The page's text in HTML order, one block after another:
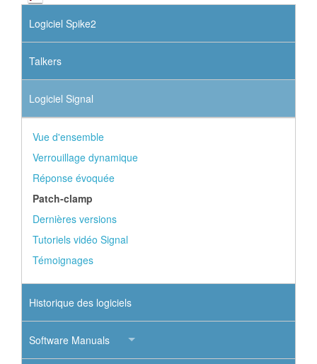
Logiciel Spike2
Talkers
Logiciel Signal
Vue d'ensemble
Verrouillage dynamique
Réponse évoquée
Patch-clamp
Dernières versions
Tutoriels vidéo Signal
Témoignages
Historique des logiciels
Software Manuals